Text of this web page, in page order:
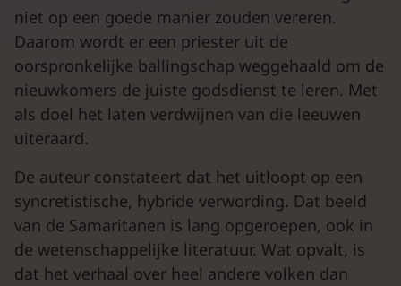
niet op een goede manier zouden vereren.
Daarom wordt er een priester uit de
oorspronkelijke ballingschap weggehaald om de
nieuwkomers de juiste godsdienst te leren. Met
als doel het laten verdwijnen van die leeuwen
uiteraard.
De auteur constateert dat het uitloopt op een
syncretistische, hybride verwording. Dat beeld
van de Samaritanen is lang opgeroepen, ook in
de wetenschappelijke literatuur. Wat opvalt, is
dat het verhaal over heel andere volken dan